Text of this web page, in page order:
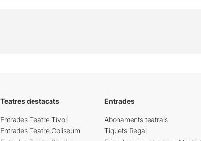
Teatres destacats
Entrades Teatre Tívoli
Entrades Teatre Coliseum
Entrades
Abonaments teatrals
Tiquets Regal